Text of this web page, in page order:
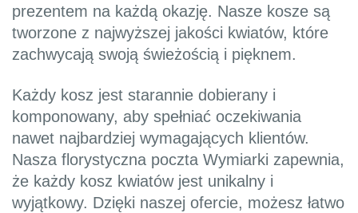
prezentem na każdą okazję. Nasze kosze są
tworzone z najwyższej jakości kwiatów, które
zachwycają swoją świeżością i pięknem.
Każdy kosz jest starannie dobierany i
komponowany, aby spełniać oczekiwania
nawet najbardziej wymagających klientów.
Nasza florystyczna poczta Wymiarki zapewnia,
że każdy kosz kwiatów jest unikalny i
wyjątkowy. Dzięki naszej ofercie, możesz łatwo